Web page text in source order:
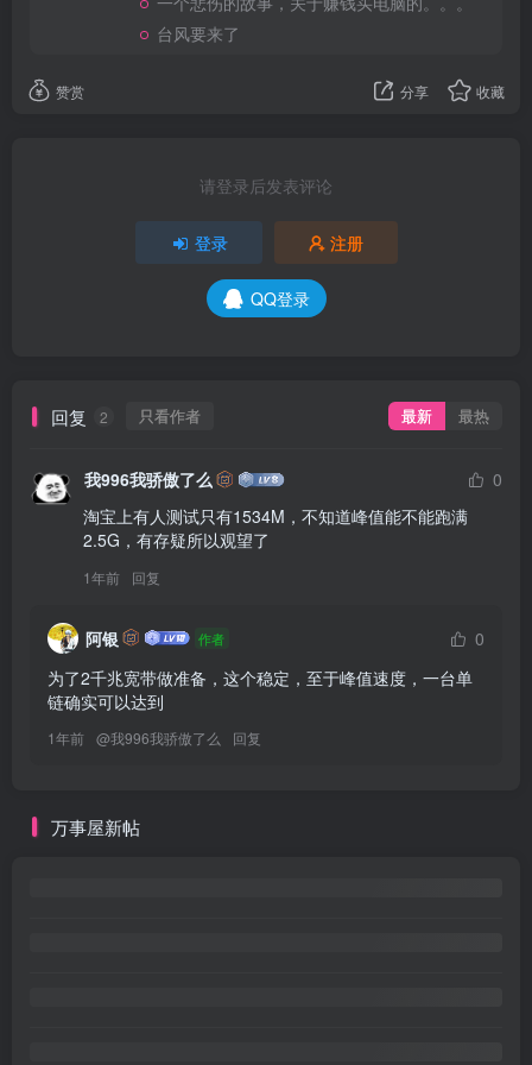
台风要来了
赞赏 分享 收藏
请登录后发表评论
登录 注册
QQ登录
回复 2 只看作者 最新 最热
我996我骄傲了么
0
淘宝上有人测试只有1534M，不知道峰值能不能跑满
2.5G，有存疑所以观望了
1年前 回复
阿银 作者
0
为了2千兆宽带做准备，这个稳定，至于峰值速度，一台单
链确实可以达到
1年前 @我996我骄傲了么 回复
万事屋新帖